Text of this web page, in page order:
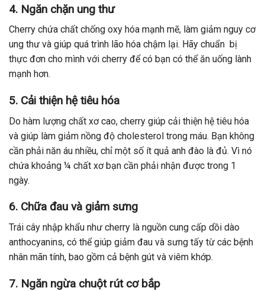
4. Ngăn chặn ung thư
Cherry chứa chất chống oxy hóa mạnh mẽ, làm giảm nguy cơ
ung thư và giúp quá trình lão hóa chậm lại. Hãy chuẩn bị
thực đơn cho mình với cherry để có bạn có thể ăn uống lành
mạnh hơn.
5. Cải thiện hệ tiêu hóa
Do hàm lượng chất xơ cao, cherry giúp cải thiện hệ tiêu hóa
và giúp làm giảm nồng độ cholesterol trong máu. Bạn không
cần phải năn áu nhiều, chỉ một số ít quả anh đào là đủ. Vì nó
chứa khoảng ¼ chất xơ bạn cần phải nhận được trong 1
ngày.
6. Chữa đau và giảm sưng
Trái cây nhập khẩu như cherry là nguồn cung cấp dồi dào
anthocyanins, có thể giúp giảm đau và sưng tấy từ các bệnh
nhân mãn tính, bao gồm cả bệnh gút và viêm khớp.
7. Ngăn ngừa chuột rút cơ bắp